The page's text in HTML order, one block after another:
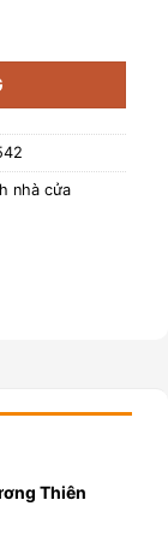
dứa 500ml
nhà cửa
Thiên